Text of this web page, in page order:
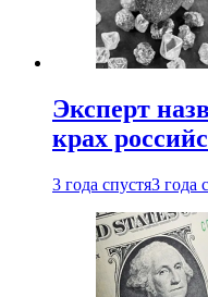
Эксперт
крах
3 года спустя3 года